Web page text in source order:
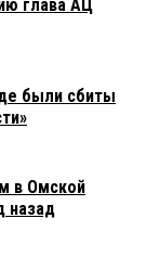
глава АЦ
были сбиты
в Омской
назад